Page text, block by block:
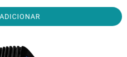
ADICIONAR